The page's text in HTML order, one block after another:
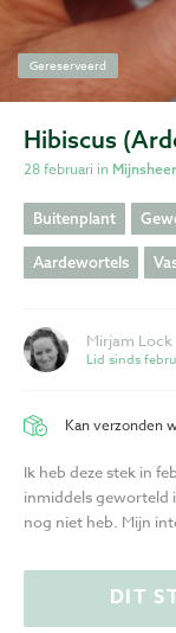
Privacy
Voorwaarden
Gereserveerd
Hibiscus
28 februari in
Buitenplant
Aardewortels
Mirjam Lock
Lid sinds
Kan verzonden
Ik heb deze stek in
inmiddels geworteld
nog niet heb. Mijn
DIT